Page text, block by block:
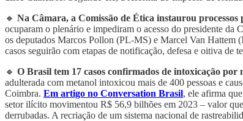
🔸 Na Câmara, a Comissão de Ética instaurou
ocuparam o plenário e impediram o acesso do presidente
os deputados Marcos Pollon (PL-MS) e Marcel Van Hattem
casos seguirão com etapas de notificação, defesa e oitiva de
🔸 O Brasil tem 17 casos confirmados de intoxicação por
adulterada com metanol intoxicou mais de 400 pessoas e
Coimbra. Em artigo no Conversation Brasil, ele afirma
setor ilícito movimentou R$ 56,9 bilhões em 2023 – valor
derrubadas. A recriação de um sistema nacional de